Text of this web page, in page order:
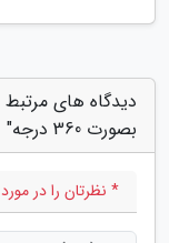
دیدگاه های مرتبط
بصورت 360 درجه"
* نظرتان را در